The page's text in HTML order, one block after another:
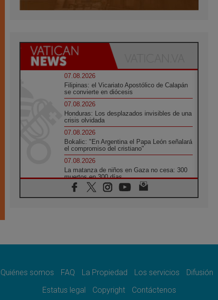
07.08.2026
Filipinas: el Vicariato Apostólico de Calapán
se convierte en diócesis
07.08.2026
Honduras: Los desplazados invisibles de una
crisis olvidada
07.08.2026
Bokalic: "En Argentina el Papa León señalará
el compromiso del cristiano"
07.08.2026
La matanza de niños en Gaza no cesa: 300
muertos en 300 días
07.08.2026
Tagle: La guerra desfigura el mundo, solo la
como misión al servicio del Evangelio
SIGNIS 2026, dar voz a las religiosas en el
espacio público
Quiénes somos FAQ La Propiedad Los servicios
Difusión
Estatus legal
Copyright Contáctenos